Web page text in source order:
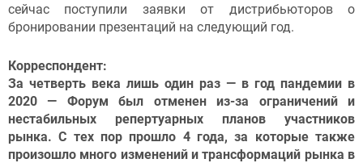
сейчас поступили заявки от дистрибьюторов о
бронировании презентаций на следующий год.
Корреспондент:
За четверть века лишь один раз — в год пандемии в
2020 — Форум был отменен из-за ограничений и
нестабильных репертуарных планов участников
рынка. С тех пор прошло 4 года, за которые также
произошло много изменений и трансформаций рынка в